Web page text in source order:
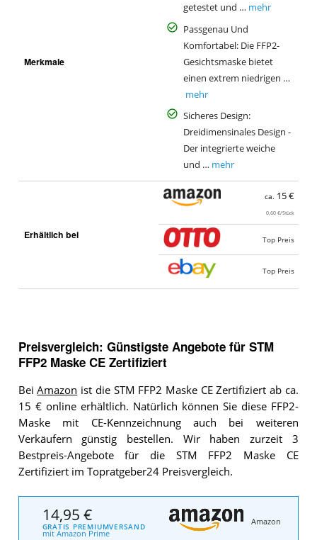
Merkmale
getestet und … mehr
Passgenau Und
Komfortabel: Die FFP2-
Gesichtsmaske bietet
einen extrem niedrigen …
mehr
Sicheres Design:
Dreidimensinales Design -
Der integrierte weiche
und … mehr
Erhältlich bei
ca. 15 €
0,60 €/Stück
Top Preis
Top Preis
Preisvergleich: Günstigste Angebote für STM
FFP2 Maske CE Zertifiziert
BeiAmazon ist die STM FFP2 Maske CE Zertifiziert ab ca.
15 € online erhältlich. Natürlich können Sie diese FFP2-
Maske mit CE-Kennzeichnung auch bei weiteren
Verkäufern günstig bestellen. Wir haben zurzeit 3
Bestpreis-Angebote für die STM FFP2 Maske CE
Zertifiziert im Topratgeber24 Preisvergleich.
14,95 €
GRATIS PREMIUMVERSAND
mit Amazon Prime
Amazon